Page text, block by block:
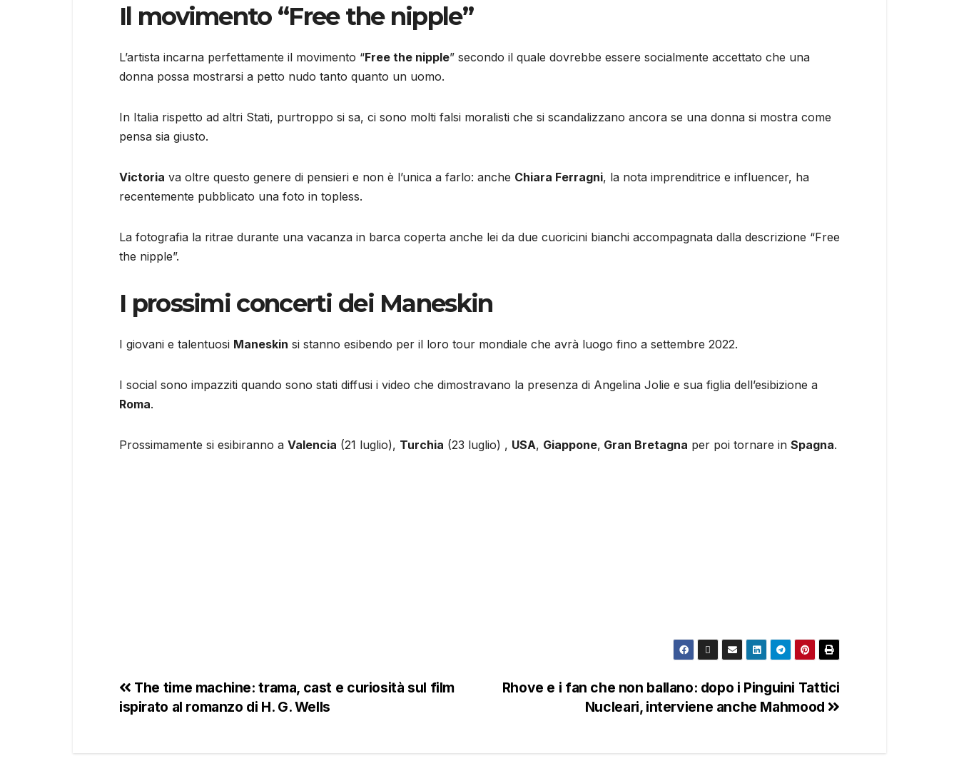
Il movimento “Free the nipple”
L’artista incarna perfettamente il movimento “Free the nipple” secondo il quale dovrebbe essere socialmente accettato che una
donna possa mostrarsi a petto nudo tanto quanto un uomo.
In Italia rispetto ad altri Stati, purtroppo si sa, ci sono molti falsi moralisti che si scandalizzano ancora se una donna si mostra come
pensa sia giusto.
Victoria va oltre questo genere di pensieri e non è l’unica a farlo: anche Chiara Ferragni, la nota imprenditrice e influencer, ha
recentemente pubblicato una foto in topless.
La fotografia la ritrae durante una vacanza in barca coperta anche lei da due cuoricini bianchi accompagnata dalla descrizione “Free
the nipple”.
I prossimi concerti dei Maneskin
I giovani e talentuosi Maneskin si stanno esibendo per il loro tour mondiale che avrà luogo fino a settembre 2022.
I social sono impazziti quando sono stati diffusi i video che dimostravano la presenza di Angelina Jolie e sua figlia dell’esibizione a
Roma.
Prossimamente si esibiranno a Valencia (21 luglio), Turchia (23 luglio) , USA, Giappone, Gran Bretagna per poi tornare in Spagna.
Rhove e i fan che non ballano: dopo i Pinguini Tattici
Nucleari, interviene anche Mahmood
The time machine: trama, cast e curiosità sul film
ispirato al romanzo di H. G. Wells